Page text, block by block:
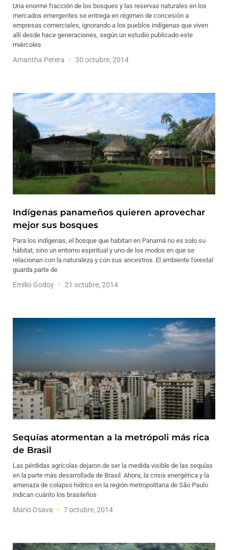
Una enorme fracción de los bosques y las reservas naturales en los
mercados emergentes se entrega en régimen de concesión a
empresas comerciales, ignorando a los pueblos indígenas que viven
allí desde hace generaciones, según un estudio publicado este
miércoles
Amantha Perera 30 octubre, 2014
Indígenas panameños quieren aprovechar
mejor sus bosques
Para los indígenas, el bosque que habitan en Panamá no es solo su
hábitat, sino un entorno espiritual y uno de los modos en que se
relacionan con la naturaleza y con sus ancestros. El ambiente forestal
guarda parte de
Emilio Godoy 21 octubre, 2014
Sequías atormentan a la metrópoli más rica
de Brasil
Las pérdidas agrícolas dejaron de ser la medida visible de las sequías
en la parte más desarrollada de Brasil. Ahora, la crisis energética y la
amenaza de colapso hídrico en la región metropolitana de São Paulo
indican cuánto los brasileños
Mario Osava 7 octubre, 2014